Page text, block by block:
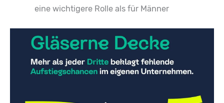
eine wichtigere Rolle als für Männer